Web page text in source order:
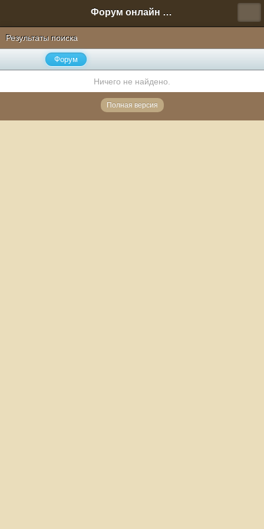
Форум онлайн игры "Новая Эра" (Нюра Биз)
Результаты поиска
Форум
Ничего не найдено.
Полная версия